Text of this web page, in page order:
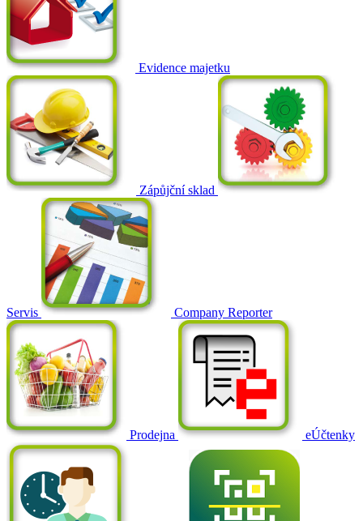
Evidence majetku
Zápůjční sklad
Servis Company Reporter
Prodejna eÚčtenky